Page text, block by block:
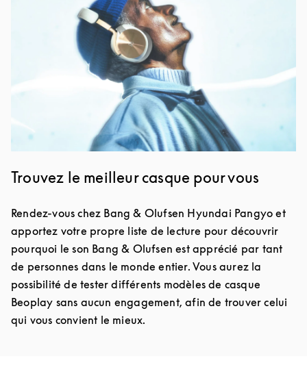
Trouvez le meilleur casque pour vous
Rendez-vous chez Bang & Olufsen Hyundai Pangyo et
apportez votre propre liste de lecture pour découvrir
pourquoi le son Bang & Olufsen est apprécié par tant
de personnes dans le monde entier. Vous aurez la
possibilité de tester différents modèles de casque
Beoplay sans aucun engagement, afin de trouver celui
qui vous convient le mieux.